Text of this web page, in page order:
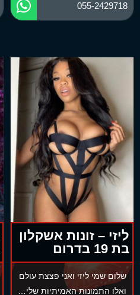
055-2429718
ליזי – זונות אשקלון
בת 19 בדרום
שלום שמי ליזי ואני פצצת עולם
ואלו התמונות האמיתיות שלי…